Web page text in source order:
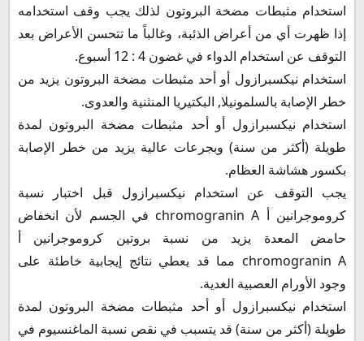
استخدام مثبطات مضخة البروتون لذلك يجب وقف استخدامه
إذا ظهرت أي من أعراض الذئبة، وغالباً ما تتحسن الأعراض بعد
التوقف عن استخدام الدواء في غضون 4 : 12 أسبوع.
استخدام نيكسبرازول أو أحد مثبطات مضخة البروتون يزيد من
خطر الإصابة بالسلمونيلا, البكتيريا المنثنية والعدوى.
استخدام نيكسبرازول أو أحد مثبطات مضخة البروتون لمدة
طويلة (أكثر من سنة) وبجرعات عالية يزيد من خطر الإصابة
بكسور هشاشة العظام.
يجب التوقف عن استخدام نيكسبرازول قبل اختبار نسبة
كروموجرانين أ chromogranin A في الجسم لأن انخفاض
حامض المعدة يزيد من نسبة بروتين كروموجرانين أ
chromogranin A مما قد يعطي نتائج إيجابية خاطئة على
وجود الأورام العصبية الغدية.
استخدام نيكسبرازول أو أحد مثبطات مضخة البروتون لمدة
طويلة (أكثر من سنة) قد يتسبب في نقص نسبة الماغنسيوم في